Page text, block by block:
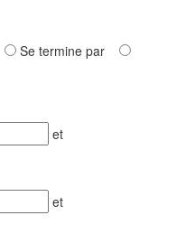
Se termine par
et
et